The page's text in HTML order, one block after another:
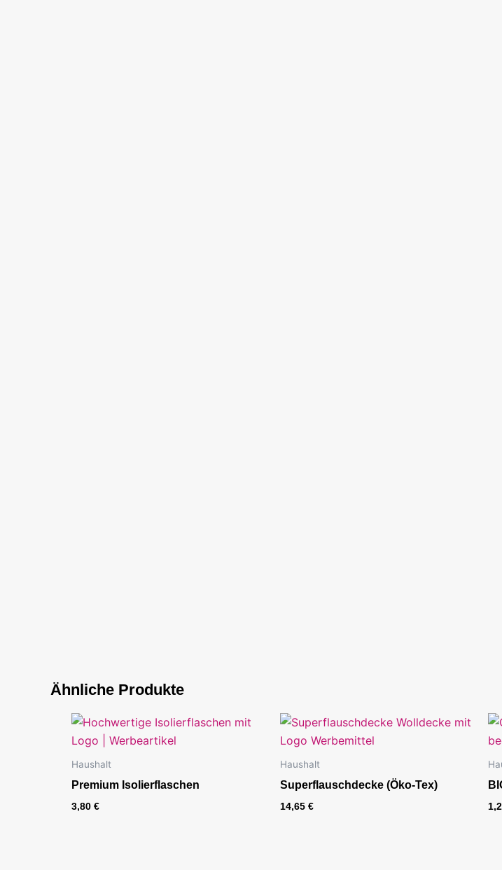
Ähnliche Produkte
Haushalt
Premium Isolierflaschen
3,80 €
Haushalt
Superflauschdecke (Öko-Tex)
14,65 €